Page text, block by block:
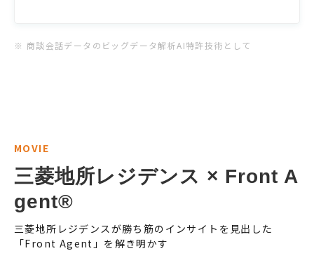
※ 商談会話データのビッグデータ解析AI特許技術として
MOVIE
三菱地所レジデンス × Front A
gent®
三菱地所レジデンスが勝ち筋のインサイトを見出した
「Front Agent」を解き明かす